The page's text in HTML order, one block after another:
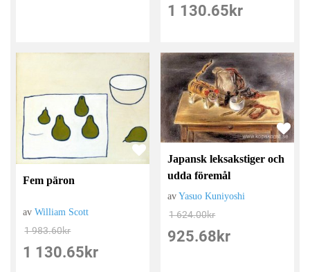
1 130.65 kr
Fem päron
avWilliam Scott
1 983.60kr
1 130.65 kr
Japansk leksakstiger och
udda föremål
avYasuo Kuniyoshi
1 624.00kr
925.68 kr